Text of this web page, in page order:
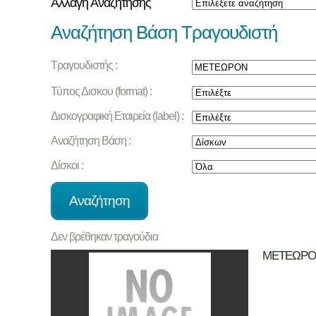
Αλλαγή Αναζήτησης
Αναζήτηση Βάση Τραγουδιστή
Τραγουδιστής :
Τύπος Δισκου (format) :
Δισκογραφική Εταιρεία (label) :
Αναζήτηση Βάση :
Δίσκοι :
Δεν βρέθηκαν τραγούδια